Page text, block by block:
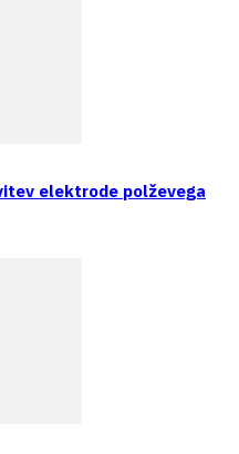
elektrode polževega